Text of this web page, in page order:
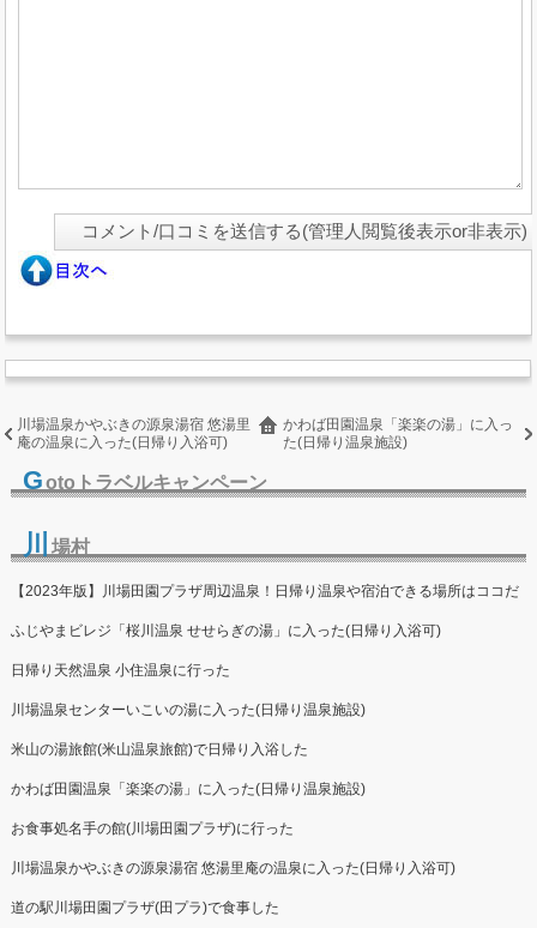
川場温泉かやぶきの源泉湯宿 悠湯里
庵の温泉に入った(日帰り入浴可)
かわば田園温泉「楽楽の湯」に入っ
た(日帰り温泉施設)
Gotoトラベルキャンペーン
川 場村
【2023年版】川場田園プラザ周辺温泉！日帰り温泉や宿泊できる場所はココだ
ふじやまビレジ「桜川温泉 せせらぎの湯」に入った(日帰り入浴可)
日帰り天然温泉 小住温泉に行った
川場温泉センターいこいの湯に入った(日帰り温泉施設)
米山の湯旅館(米山温泉旅館)で日帰り入浴した
かわば田園温泉「楽楽の湯」に入った(日帰り温泉施設)
お食事処名手の館(川場田園プラザ)に行った
川場温泉かやぶきの源泉湯宿 悠湯里庵の温泉に入った(日帰り入浴可)
道の駅川場田園プラザ(田プラ)で食事した